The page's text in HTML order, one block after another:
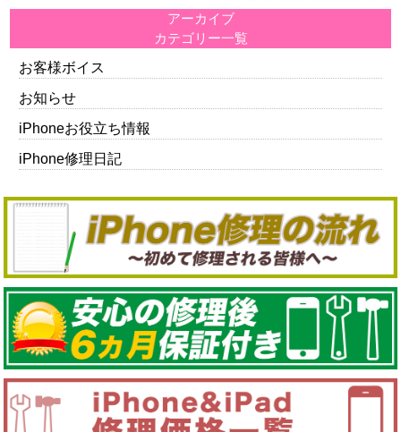
アーカイブ
カテゴリー一覧
お客様ボイス
お知らせ
iPhoneお役立ち情報
iPhone修理日記